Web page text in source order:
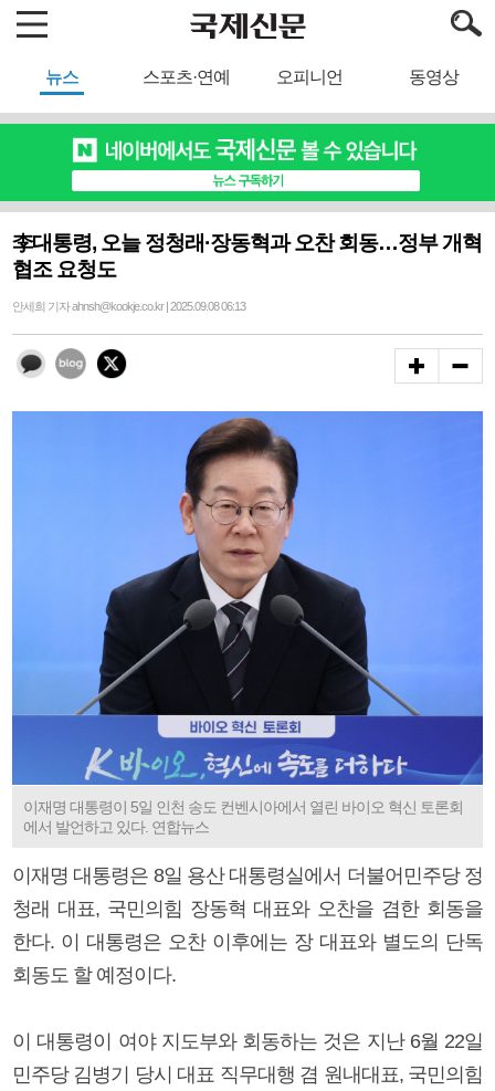
뉴스 스포츠·연예 오피니언 동영상
李대통령, 오늘 정청래·장동혁과 오찬 회동…정부 개혁
협조 요청도
안세희 기자 ahnsh@kookje.co.kr | 2025.09.08 06:13
이재명 대통령이 5일 인천 송도 컨벤시아에서 열린 바이오 혁신 토론회
에서 발언하고 있다. 연합뉴스
이재명 대통령은 8일 용산 대통령실에서 더불어민주당 정
청래 대표, 국민의힘 장동혁 대표와 오찬을 겸한 회동을
한다. 이 대통령은 오찬 이후에는 장 대표와 별도의 단독
회동도 할 예정이다.
이 대통령이 여야 지도부와 회동하는 것은 지난 6월 22일
민주당 김병기 당시 대표 직무대행 겸 원내대표, 국민의힘